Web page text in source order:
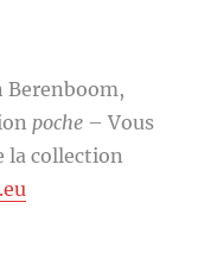
Berenboom,
poche – Vous
la collection